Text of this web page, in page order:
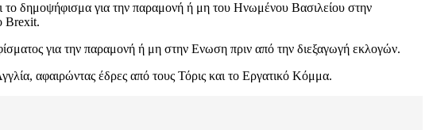
δημοψήφισμα για την παραμονή ή μη του Ηνωμένου Βασιλείου στην
Brexit.
για την παραμονή ή μη στην Ενωση πριν από την διεξαγωγή εκλογών.
αφαιρώντας έδρες από τους Τόρις και το Εργατικό Κόμμα.